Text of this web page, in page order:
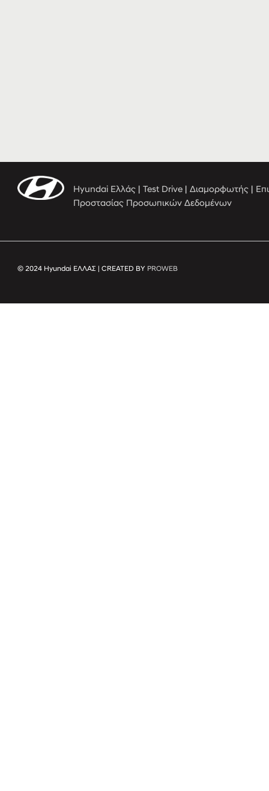
Hyundai Ελλάς |Test Drive |Διαμορφωτής
Προστασίας Προσωπικών Δεδομένων
© 2024 Hyundai ΕΛΛΑΣ | CREATED BY PROWEB